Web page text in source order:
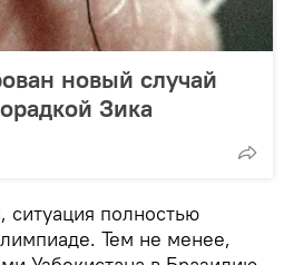
новый случай
Зика
полностью
Тем не менее,